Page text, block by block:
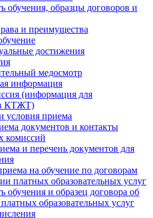
обучения, образцы договоров и
и преимущества
достижения
медосмотр
информация
(информация для
КТЖТ)
условия приема
документов и контакты
комиссий
и перечень документов для
на обучение по договорам
платных образовательных услуг
обучения и образец договора об
образовательных услуг